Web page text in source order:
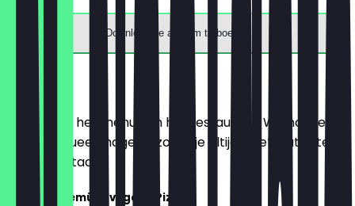
Download de app om te boeken
Menu
Hier vind je het menu van het restaurant. We houden
het zo actueel mogelijk, zodat je altijd weet wat je te
wachten staat.
Bock auf Gemüse vegane Pizzen